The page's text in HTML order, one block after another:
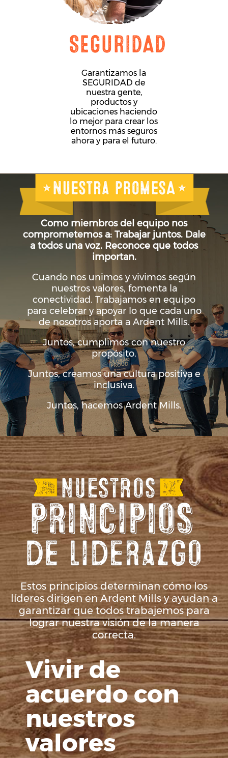
SEGURIDAD
Garantizamos la
SEGURIDAD de
nuestra gente,
productos y
ubicaciones haciendo
lo mejor para crear los
entornos más seguros
ahora y para el futuro.
Como miembros del equipo nos
comprometemos a: Trabajar juntos. Dale
a todos una voz. Reconoce que todos
importan.
Cuando nos unimos y vivimos según
nuestros valores, fomenta la
conectividad. Trabajamos en equipo
para celebrar y apoyar lo que cada uno
de nosotros aporta a Ardent Mills.
Juntos, cumplimos con nuestro
propósito.
Juntos, creamos una cultura positiva e
inclusiva.
Juntos, hacemos Ardent Mills.
Estos principios determinan cómo los
líderes dirigen en Ardent Mills y ayudan a
garantizar que todos trabajemos para
lograr nuestra visión de la manera
correcta.
Vivir de
acuerdo con
nuestros
valores